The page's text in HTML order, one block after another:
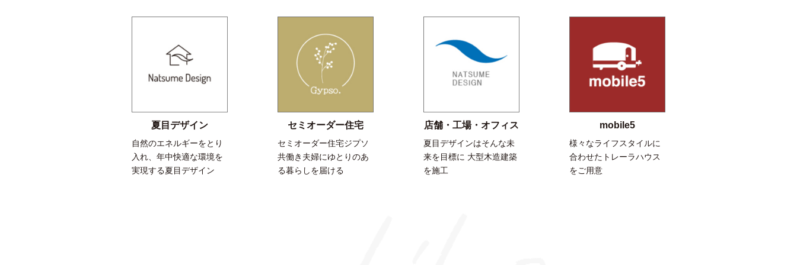
夏目デザイン
自然のエネルギーをとり
入れ、年中快適な環境を
実現する夏目デザイン
セミオーダー住宅
セミオーダー住宅ジプソ
共働き夫婦にゆとりのあ
る暮らしを届ける
店舗・工場・オフィス
夏目デザインはそんな未
来を目標に 大型木造建築
を施工
mobile5
様々なライフスタイルに
合わせたトレーラハウス
をご用意